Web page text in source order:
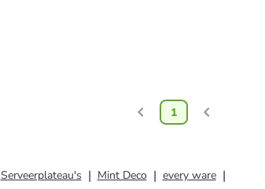
1
Serveerplateau's Mint Deco
every ware